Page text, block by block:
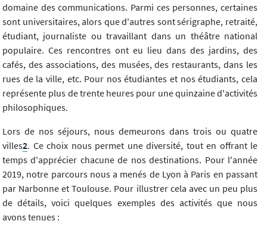
domaine des communications. Parmi ces personnes, certaines
sont universitaires, alors que d'autres sont sérigraphe, retraité,
étudiant, journaliste ou travaillant dans un théâtre national
populaire. Ces rencontres ont eu lieu dans des jardins, des
cafés, des associations, des musées, des restaurants, dans les
rues de la ville, etc. Pour nos étudiantes et nos étudiants, cela
représente plus de trente heures pour une quinzaine d'activités
philosophiques.
Lors de nos séjours, nous demeurons dans trois ou quatre
villes2. Ce choix nous permet une diversité, tout en offrant le
temps d'apprécier chacune de nos destinations. Pour l'année
2019, notre parcours nous a menés de Lyon à Paris en passant
par Narbonne et Toulouse. Pour illustrer cela avec un peu plus
de détails, voici quelques exemples des activités que nous
avons tenues :